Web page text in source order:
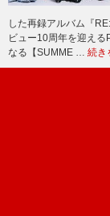
した再録アルバム『
ビュー10周年を迎える
なる【SUMME … 続き